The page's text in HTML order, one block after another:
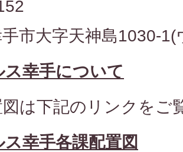
市大字天神島1030-
ス幸手について
は下記のリンクをご
ス幸手各課配置図